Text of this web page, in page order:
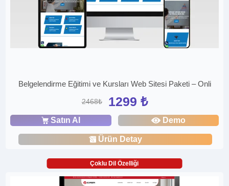
Belgelendirme Eğitimi ve Kursları Web Sitesi Paketi – Onli
2468₺ 1299 ₺
Satın Al Demo
Ürün Detay
Çoklu Dil Özelliği